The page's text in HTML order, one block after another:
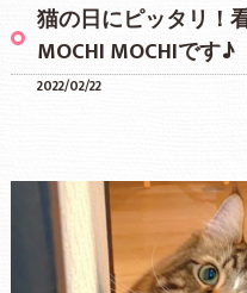
猫の日にピッタリ！
MOCHI MOCHIです♪
2022/02/22